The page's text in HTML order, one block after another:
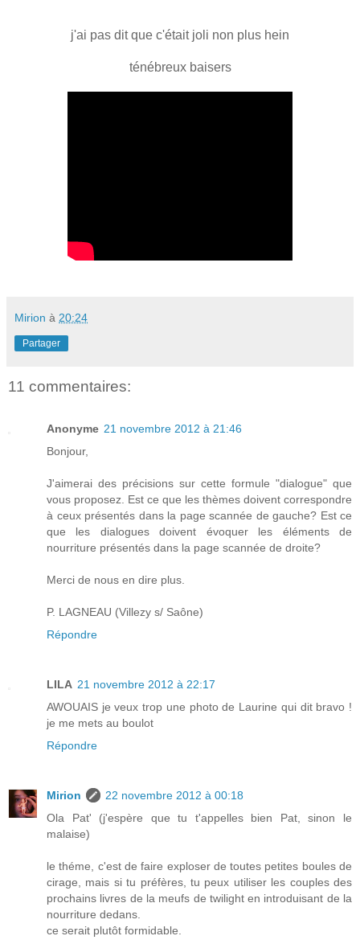
j'ai pas dit que c'était joli non plus hein
ténébreux baisers
Mirion à 20:24
Partager
11 commentaires:
Anonyme 21 novembre 2012 à 21:46
Bonjour,
J'aimerai des précisions sur cette formule "dialogue" que
vous proposez. Est ce que les thèmes doivent correspondre
à ceux présentés dans la page scannée de gauche? Est ce
que les dialogues doivent évoquer les éléments de
nourriture présentés dans la page scannée de droite?
Merci de nous en dire plus.
P. LAGNEAU (Villezy s/ Saône)
Répondre
LILA 21 novembre 2012 à 22:17
AWOUAIS je veux trop une photo de Laurine qui dit bravo !
je me mets au boulot
Répondre
Mirion
22 novembre 2012 à 00:18
Ola Pat' (j'espère que tu t'appelles bien Pat, sinon le
malaise)
le théme, c'est de faire exploser de toutes petites boules de
cirage, mais si tu préfères, tu peux utiliser les couples des
prochains livres de la meufs de twilight en introduisant de la
nourriture dedans.
ce serait plutôt formidable.